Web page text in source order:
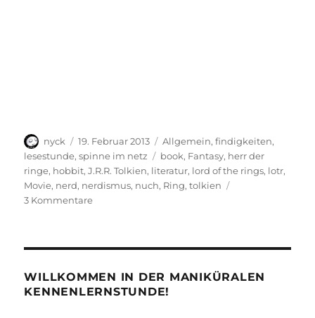
Autor
nyck
Veröffentlicht
am
19. Februar 2013 Kategorien
Allgemein,findigkeiten,
lesestunde,spinne im netz Schlagwörter
book, Fantasy, herr der
ringe, hobbit,J.R.R. Tolkien, literatur, lord of the rings, lotr,
Movie, nerd, nerdismus, nuch, Ring,tolkien
3 Kommentarezu
WILLKOMMEN IN DER MANIKÜRALEN
KENNENLERNSTUNDE!